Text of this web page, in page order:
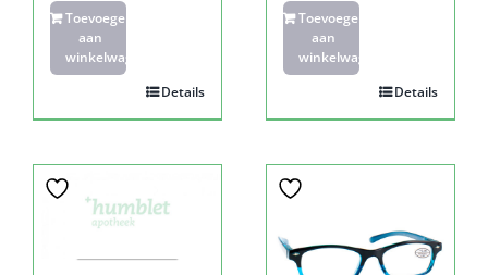
Toevoegen
aan
winkelwagen
Details
Toevoegen
aan
winkelwagen
Details